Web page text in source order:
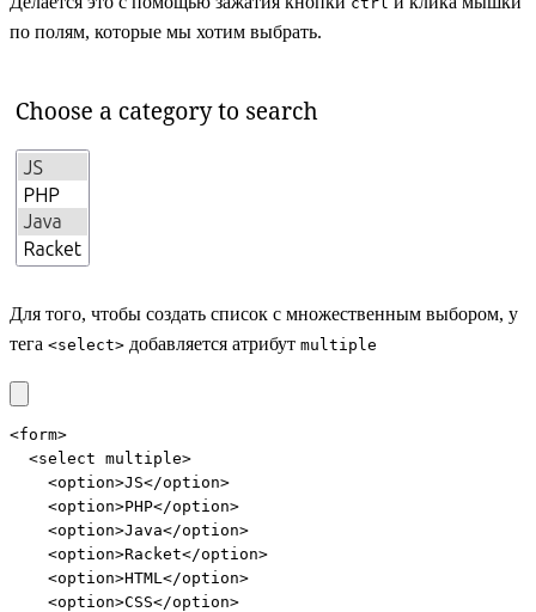
по полям, которые мы хотим выбрать.
Для того, чтобы создать список с множественным выбором, у
тега <select> добавляется атрибут multiple
<form>
  <select multiple>
    <option>JS</option>
    <option>PHP</option>
    <option>Java</option>
    <option>Racket</option>
    <option>HTML</option>
    <option>CSS</option>